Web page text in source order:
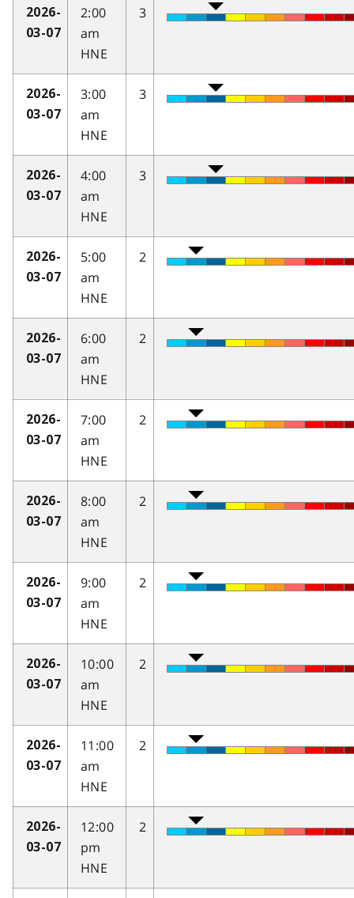
2026-
03-07
2:00
am
HNE
3
2026-
03-07
3:00
am
HNE
3
2026-
03-07
4:00
am
HNE
3
2026-
03-07
5:00
am
HNE
2
2026-
03-07
6:00
am
HNE
2
2026-
03-07
7:00
am
HNE
2
2026-
03-07
8:00
am
HNE
2
2026-
03-07
9:00
am
HNE
2
2026-
03-07
10:00
am
HNE
2
2026-
03-07
11:00
am
HNE
2
2026-
03-07
12:00
pm
HNE
2